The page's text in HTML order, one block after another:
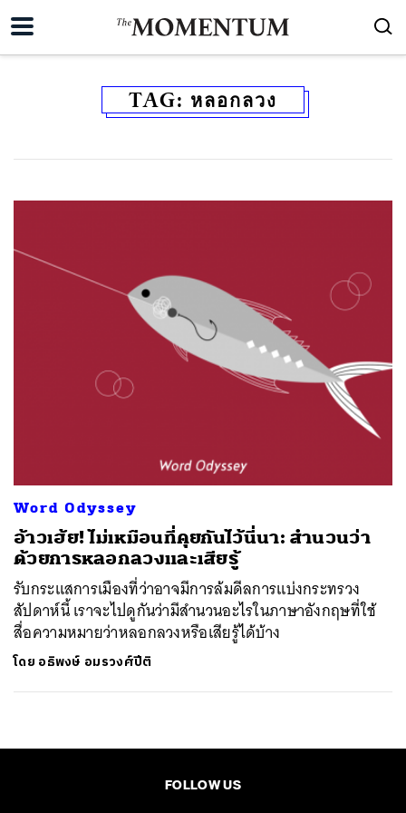
TAG: หลอกลวง
Word Odyssey
อ้าวเฮ้ย! ไม่เหมือนที่คุยกันไว้นี่นา: สำนวนว่า
ด้วยการหลอกลวงและเสียรู้
รับกระแสการเมืองที่ว่าอาจมีการล้มดีลการแบ่งกระทรวง
สัปดาห์นี้ เราจะไปดูกันว่ามีสำนวนอะไรในภาษาอังกฤษที่ใช้
สื่อความหมายว่าหลอกลวงหรือเสียรู้ได้บ้าง
โดย อธิพงษ์ อมรวงศ์ปีติ
FOLLOW US
TWEET LINE